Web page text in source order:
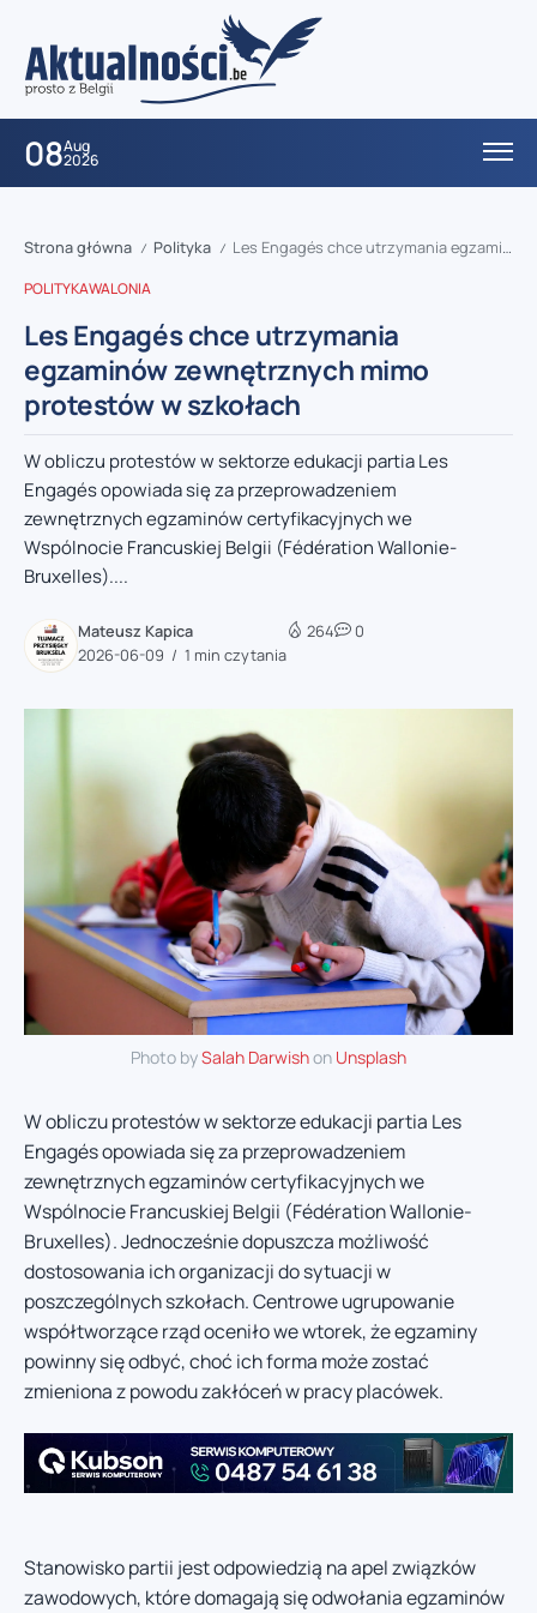
08Aug
2026
Strona główna / Polityka / Les Engagés chce utrzymania egzaminów zewnętrznych mimo protestów w szkołach
POLITYKAWALONIA
Les Engagés chce utrzymania
egzaminów zewnętrznych mimo
protestów w szkołach
W obliczu protestów w sektorze edukacji partia Les
Engagés opowiada się za przeprowadzeniem
zewnętrznych egzaminów certyfikacyjnych we
Wspólnocie Francuskiej Belgii (Fédération Wallonie-
Bruxelles)....
Mateusz Kapica
2026-06-09
1 min czytania
264 0
Photo by‪Salah Darwishon Unsplash
W obliczu protestów w sektorze edukacji partia Les
Engagés opowiada się za przeprowadzeniem
zewnętrznych egzaminów certyfikacyjnych we
Wspólnocie Francuskiej Belgii (Fédération Wallonie-
Bruxelles). Jednocześnie dopuszcza możliwość
dostosowania ich organizacji do sytuacji w
poszczególnych szkołach. Centrowe ugrupowanie
współtworzące rząd oceniło we wtorek, że egzaminy
powinny się odbyć, choć ich forma może zostać
zmieniona z powodu zakłóceń w pracy placówek.
Stanowisko partii jest odpowiedzią na apel związków
zawodowych, które domagają się odwołania egzaminów